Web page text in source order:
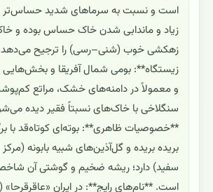
است و نسبت به سرماهای شدید حساس‌تر
زیاد و ماندابی شدن خاک حساس بوده و
زهکشی خوب (شنی–رسی) را ترجیح
زیستگاه**: بومی شمال آفریقا و بخش‌هایی
و معمولاً در دامنه‌های خشک، مراتع
سنگلاخی با خاک‌های نسبتاً فقیر دیده
**خصوصیات ظاهری**: بوته‌ای کوتاه‌قد با
بریده‌ بریده و گل‌آذین‌های شبیه بابونه
سفید) دارد؛ ریشه ضخیم و گوشتی آن
است. **نام‌های رایج**: در ایران «عاقرقرحا»